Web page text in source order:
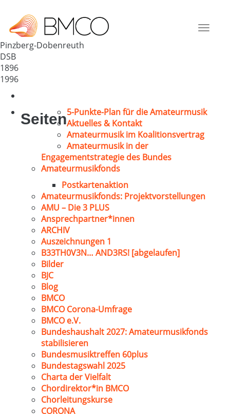
Toggle
Deutschland
91361
Pinzberg-Dobenreuth
DSB
1896
1996
Seiten5-Punkte-Plan für die Amateurmusik
Aktuelles & Kontakt
Amateurmusik im Koalitionsvertrag
Amateurmusik in der
Engagementstrategie des Bundes
Amateurmusikfonds
Postkartenaktion
Amateurmusikfonds: Projektvorstellungen
AMU – Die 3 PLUS
Ansprechpartner*innen
ARCHIV
Auszeichnungen 1
B33TH0V3N… AND3RS! [abgelaufen]
Bilder
BJC
Blog
BMCO
BMCO Corona-Umfrage
BMCO e.V.
Bundeshaushalt 2027: Amateurmusikfonds
stabilisieren
Bundesmusiktreffen 60plus
Bundestagswahl 2025
Charta der Vielfalt
Chordirektor*in BMCO
Chorleitungskurse
CORONA